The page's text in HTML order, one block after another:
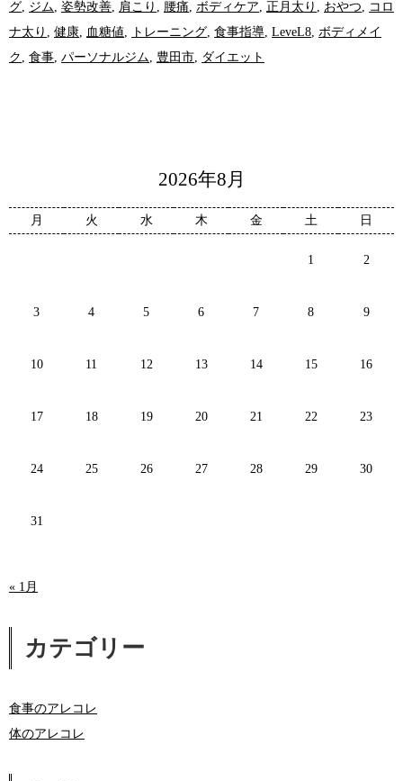
グ, ジム, 姿勢改善, 肩こり , 腰痛, ボディケア, 正月太り , おやつ, コロ
ナ太り , 健康, 血糖値, トレーニング, 食事指導, LeveL8, ボディメイ
ク , 食事, パーソナルジム, 豊田市, ダイエット
2026年8月
月 火 水 木 金 土 日
1 2
3 4 5 6 7 8 9
10 11 12 13 14 15 16
17 18 19 20 21 22 23
24 25 26 27 28 29 30
31
« 1月
カテゴリー
食事のアレコレ
体のアレコレ